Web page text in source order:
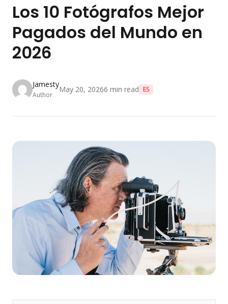
Los 10 Fotógrafos Mejor
Pagados del Mundo en
2026
Jamesty
Author
May 20, 20266 min read ES